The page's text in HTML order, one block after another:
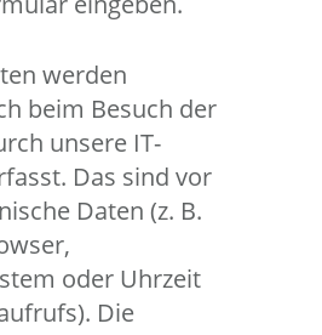
werden
beim Besuch der
unsere IT-
Das sind vor
Daten (z. B.
oder Uhrzeit
Die